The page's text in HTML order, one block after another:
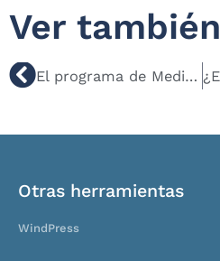
Ver también
Ant El programa de Mediaddress permite incluir información personal de los periodistas, ¿quién es el responsable de los datos incluidos?
Otras herramientas
WindPress